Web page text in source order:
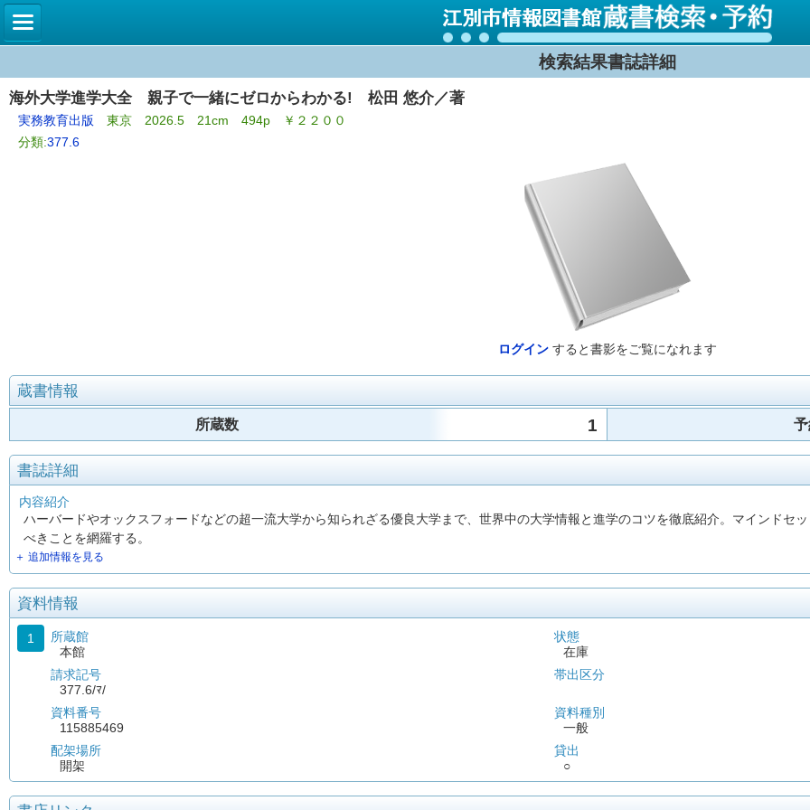
検索結果書誌詳細
海外大学進学大全 親子で一緒にゼロからわかる! 松田 悠介／著
実務教育出版 東京 2026.5 21cm 494p ￥２２００
分類:377.6
ログイン すると書影をご覧になれます
蔵書情報
所蔵数 1
書誌詳細
内容紹介
ハーバードやオックスフォードなどの超一流大学から知られざる優良大学まで、世界中の大学情報と進学のコツを徹底紹介。マインドセ
べきことを網羅する。
＋ 追加情報を見る
資料情報
1
所蔵館
本館
請求記号
377.6/ﾏ/
資料番号
115885469
配架場所
開架
状態
在庫
帯出区分
資料種別
一般
貸出
○